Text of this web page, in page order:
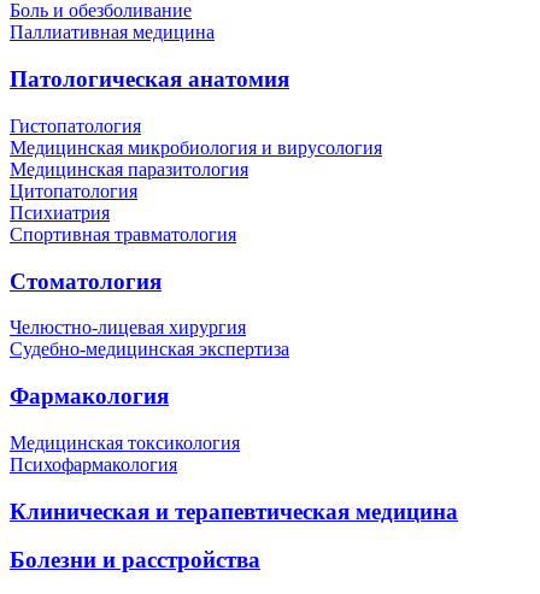
Боль и обезболивание
Паллиативная медицина
Патологическая анатомия
Гистопатология
Медицинская микробиология и вирусология
Медицинская паразитология
Цитопатология
Психиатрия
Спортивная травматология
Стоматология
Челюстно-лицевая хирургия
Судебно-медицинская экспертиза
Фармакология
Медицинская токсикология
Психофармакология
Клиническая и терапевтическая медицина
Болезни и расстройства